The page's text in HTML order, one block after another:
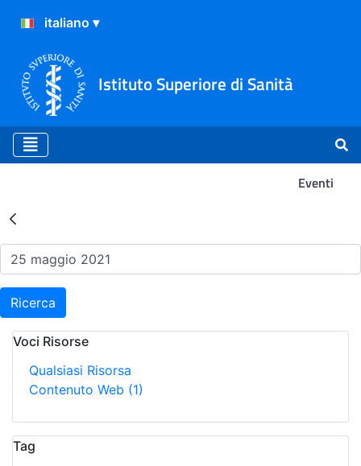
Istituto Superiore di Sanità
Eventi
Risultati della Ricerca -
Ricerca
Voci Risorse
Qualsiasi Risorsa
Contenuto Web (1)
Tag